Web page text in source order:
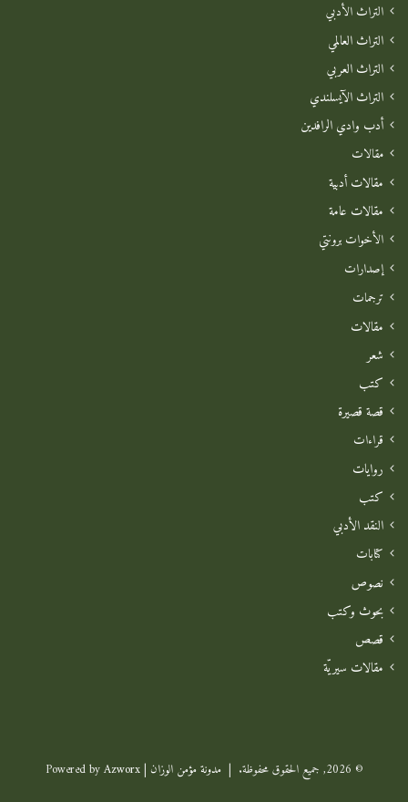
التراث الأدبي
التراث العالمي
التراث العربي
التراث الآيسلندي
أدب وادي الرافدين
مقالات
مقالات أدبية
مقالات عامة
الأخوات برونتي
إصدارات
ترجمات
مقالات
شعر
كتب
قصة قصيرة
قراءات
روايات
كتب
النقد الأدبي
كتابات
نصوص
بحوث وكتب
قصص
مقالات سيريّة
© 2026, جميع الحقوق محفوظة. | مدونة مؤمن الوزان | Powered by
Azworx